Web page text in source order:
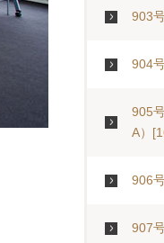
903
904
905
A）
906
907